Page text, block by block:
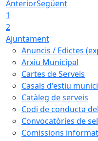
AnteriorSegüent
1
2
Ajuntament
Anuncis / Edictes
Arxiu Municipal
Cartes de Serveis
Casals d'estiu
Catàleg de serveis
Codi de conducta
Convocatòries de
Comissions